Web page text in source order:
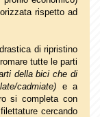
rispetto ad
di ripristino
tutte le parti
della bici che di
cadmiate) e a
si completa con
cercando